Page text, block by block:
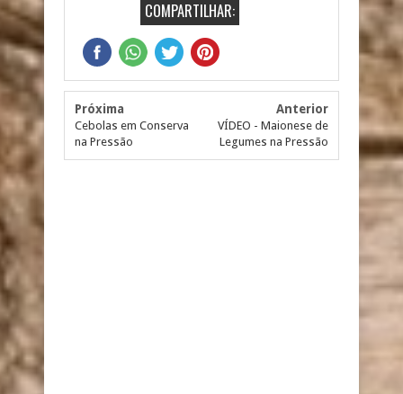
COMPARTILHAR:
Próxima
Cebolas em Conserva
na Pressão
Anterior
VÍDEO - Maionese de
Legumes na Pressão